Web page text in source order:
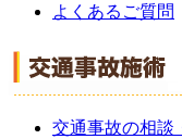
よくあるご質問
交通事故の相談